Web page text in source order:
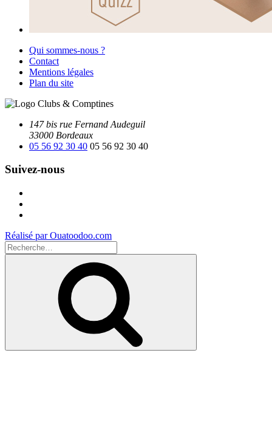
Qui sommes-nous ?
Contact
Mentions légales
Plan du site
147 bis rue Fernand Audeguil
33000 Bordeaux
05 56 92 30 40 05 56 92 30 40
Suivez-nous
Réalisé par Ouatoodoo.com
Recherche
pour